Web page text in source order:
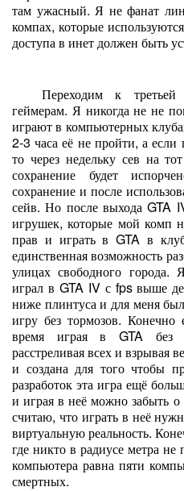
там ужасный. Я не фанат
компах, которые
доступа в инет должен быть
Переходим к
геймерам. Я никогда не не
играют в компьютерных
2-3 часа её не пройти, а если
то через недельку сев на
сохранение будет
сохранение и после
сейв. Но после выхода GTA
игрушек, которые мой комп
прав и играть в GTA в
единственная возможность
улицах свободного
играл в GTA IV с fps выше
ниже плинтуса и для меня
игру без тормозов. Конечно
время играя в GTA без
расстреливая всех и взрывая
и создана для того чтобы
разработок эта игра ещё
и играя в неё можно забыть
считаю, что играть в неё
виртуальную реальность.
где никто в радиусе метра
компьютера равна пяти
смертных.